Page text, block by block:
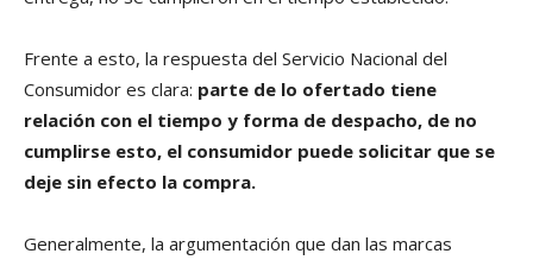
Frente a esto, la respuesta del Servicio Nacional del
Consumidor es clara: parte de lo ofertado tiene
relación con el tiempo y forma de despacho, de no
cumplirse esto, el consumidor puede solicitar que se
deje sin efecto la compra.
Generalmente, la argumentación que dan las marcas